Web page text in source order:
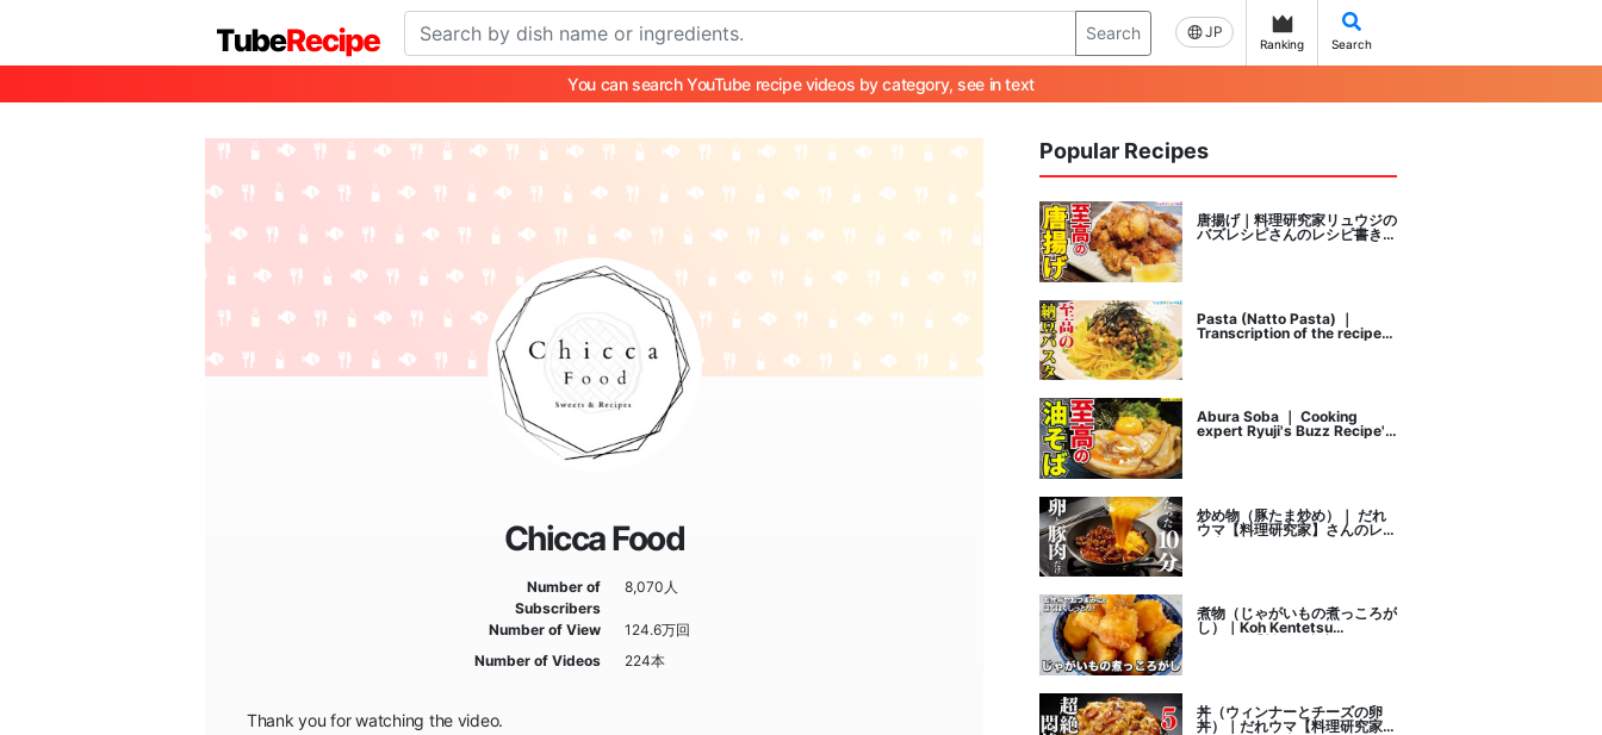
Search JP
Ranking Search
You can search YouTube recipe videos by category, see in text
Chicca Food
Number of
Subscribers
8,070人
Number of View
124.6万回
Number of Videos
224本
Thank you for watching the video.
Popular Recipes
唐揚げ｜料理研究家リュウジの
バズレシピさんのレシピ書き起
Pasta (Natto Pasta) ｜
Transcription of the recipe
by Ryuji's buzz recipe, a
Abura Soba ｜ Cooking
expert Ryuji's Buzz Recipe's
炒め物（豚たま炒め）｜ だれ
ウマ【料理研究家】さんのレシ
ピ書き起こし
煮物（じゃがいもの煮っころが
し）｜Koh Kentetsu
丼（ウィンナーとチーズの卵
丼）｜だれウマ【料理研究家】